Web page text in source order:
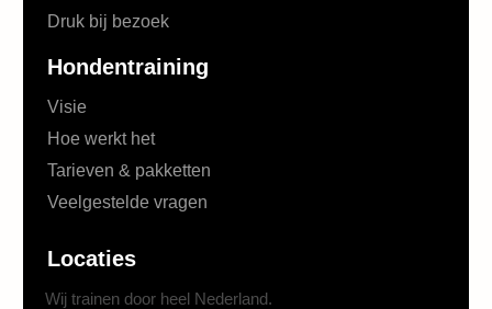
Druk bij bezoek
Hondentraining
Visie
Hoe werkt het
Tarieven & pakketten
Veelgestelde vragen
Locaties
Wij trainen door heel Nederland.